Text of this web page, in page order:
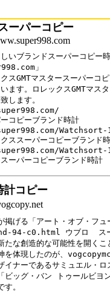
ーパーコピー
いブランドスーパーコピー
」
スGMTマスタースーパーコ
ます。ロレックスGMTマス
します。
コピーブランド時計
ススーパーコピーブランド
ーパーコピーブランド時計
計コピー
掲げる「アート・オブ・フ
94-c0.html ウブロ  スー
たな創造的な可能性を開くこ
を体現したのが、
イナーであるサミュエル・
ビッグ・バン トゥールビ
す。